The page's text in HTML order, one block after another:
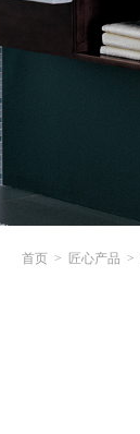
首页 > 匠心产品 >